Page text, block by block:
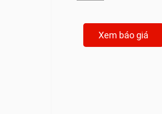
Xem báo giá